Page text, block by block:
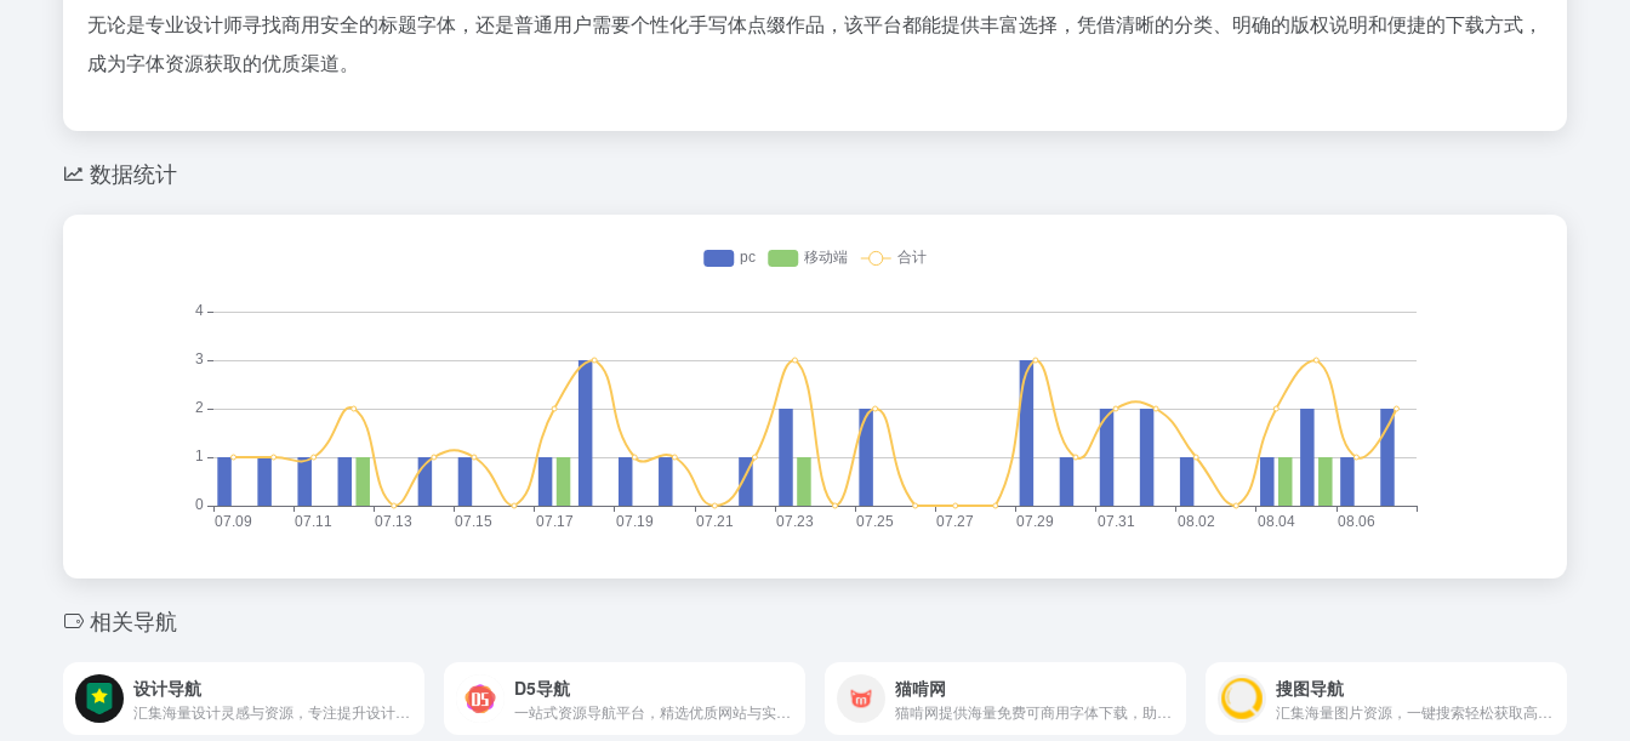
无论是专业设计师寻找商用安全的标题字体，还是普通用户需要个性化手写体点缀作品，该平台都能提供丰富选择，凭借清晰的分类、明确的版权说明和便捷的下载方式，
成为字体资源获取的优质渠道。
数据统计
相关导航
设计导航 D5导航 猫啃网 搜图导航